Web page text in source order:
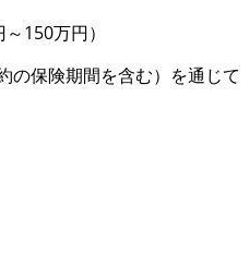
～150万円）
の保険期間を含む）を通じて